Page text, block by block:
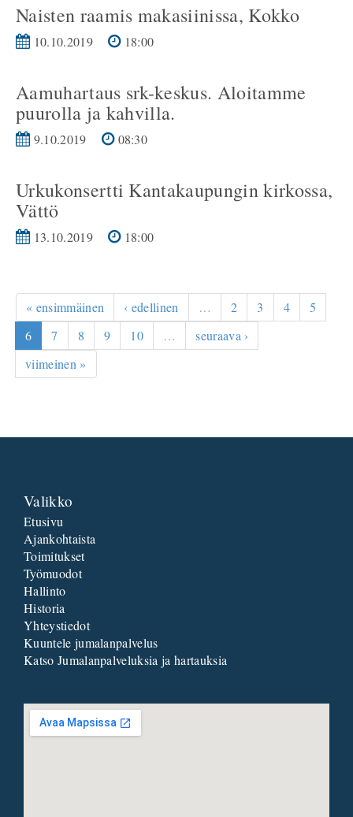
Naisten raamis makasiinissa, Kokko
10.10.2019 18:00
Aamuhartaus srk-keskus. Aloitamme
puurolla ja kahvilla.
9.10.2019 08:30
Urkukonsertti Kantakaupungin kirkossa,
Vättö
13.10.2019 18:00
« ensimmäinen ‹ edellinen … 2 3 4
5
6
7 8 9 10 …
seuraava ›
viimeinen »
Valikko
Etusivu
Ajankohtaista
Toimitukset
Työmuodot
Hallinto
Historia
Yhteystiedot
Kuuntele jumalanpalvelus
Katso Jumalanpalveluksia ja hartauksia